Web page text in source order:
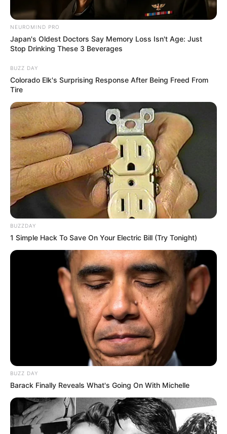
NEUROMIND PRO
Japan's Oldest Doctors Say Memory Loss Isn't Age: Just
Stop Drinking These 3 Beverages
BUZZ DAY
Colorado Elk's Surprising Response After Being Freed From
Tire
BUZZDAY
1 Simple Hack To Save On Your Electric Bill (Try Tonight)
BUZZ DAY
Barack Finally Reveals What's Going On With Michelle